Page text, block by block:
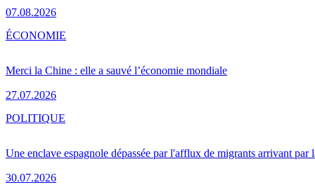
07.08.2026
Merci la Chine : elle a sauvé l’économie mondiale
27.07.2026
ÉCONOMIE
Une enclave espagnole dépassée par l'afflux de migrants arrivant par
30.07.2026
POLITIQUE